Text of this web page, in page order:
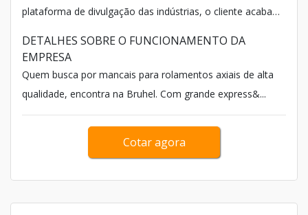
plataforma de divulgação das indústrias, o cliente acaba
DETALHES SOBRE O FUNCIONAMENTO DA
EMPRESA
Quem busca por mancais para rolamentos axiais de alta
qualidade, encontra na Bruhel. Com grande express&...
Cotar agora